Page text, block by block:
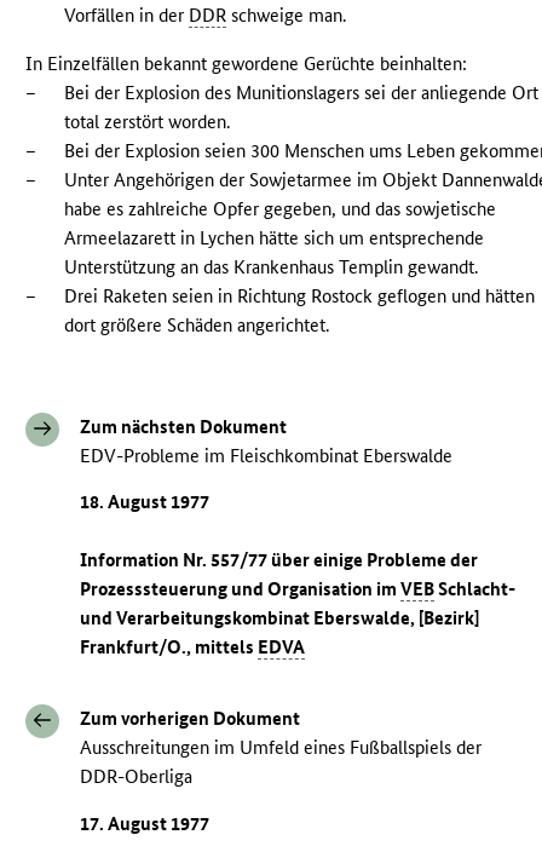
Vorfällen in der DDR schweige man.
In Einzelfällen bekannt gewordene Gerüchte beinhalten:
–
Bei der Explosion des Munitionslagers sei der anliegende Ort
total zerstört worden.
–
Bei der Explosion seien 300 Menschen ums Leben
–
Unter Angehörigen der Sowjetarmee im Objekt
habe es zahlreiche Opfer gegeben, und das sowjetische
Armeelazarett in Lychen hätte sich um entsprechende
Unterstützung an das Krankenhaus Templin gewandt.
–
Drei Raketen seien in Richtung Rostock geflogen und hätten
dort größere Schäden angerichtet.
Zum nächsten Dokument
EDV-Probleme im Fleischkombinat Eberswalde
18. August 1977
Information Nr. 557/77 über einige Probleme der
Prozesssteuerung und Organisation imVEBSchlacht-
und Verarbeitungskombinat Eberswalde, [Bezirk]
Frankfurt/O., mittels EDVA
Zum vorherigen Dokument
Ausschreitungen im Umfeld eines Fußballspiels der
DDR-Oberliga
17. August 1977